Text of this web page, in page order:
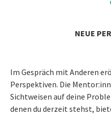
NEUE
Im Gespräch mit Anderen
Perspektiven. Die
Sichtweisen auf deine
denen du derzeit stehst,